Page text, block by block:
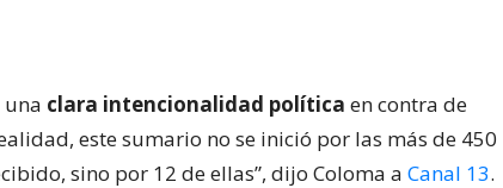
clara intencionalidad política en contra de
este sumario no se inició por las más de 450
sino por 12 de ellas”, dijo Coloma a Canal 13.